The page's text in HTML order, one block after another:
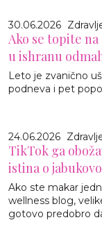
30.06.2026
Ako se topite
u ishranu
Leto je zvanično
podneva i pet
24.06.2026
TikTok ga
istina o
Ako ste makar
wellness blog,
gotovo predobro